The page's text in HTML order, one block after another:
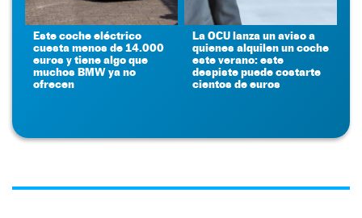
Este coche eléctrico
cuesta menos de 14.000
euros y tiene algo que
muchos BMW ya no
ofrecen
La OCU lanza un aviso a
quienes alquilen un coche
este verano: este
despiste puede costarte
cientos de euros